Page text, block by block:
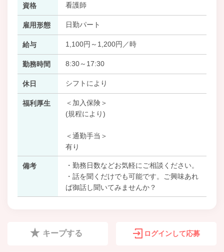
資格 看護師
雇用形態 日勤パート
給与 1,100円～1,200円／時
勤務時間 8:30～17:30
休日 シフトにより
福利厚生
＜加入保険＞
(規程により)
＜通勤手当＞
有り
備考
・勤務日数などお気軽にご相談ください。
・話を聞くだけでも可能です。ご興味あれ
ば御話し聞いてみませんか？
キープする ログインして応募